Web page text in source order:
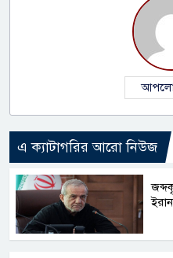
এ ক্যাটাগরির আরো নিউজ
ইরান